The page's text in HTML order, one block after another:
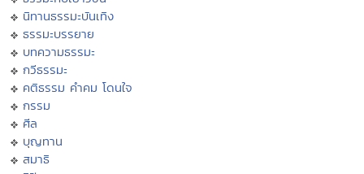
นิทานธรรมะบันเทิง
ธรรมะบรรยาย
บทความธรรมะ
กวีธรรมะ
คติธรรม คำคม โดนใจ
กรรม
ศีล
บุญทาน
สมาธิ